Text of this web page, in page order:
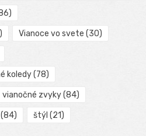
Vianoce vo svete (30)
koledy(78)
vianočné zvyky(84)
štýl (21)